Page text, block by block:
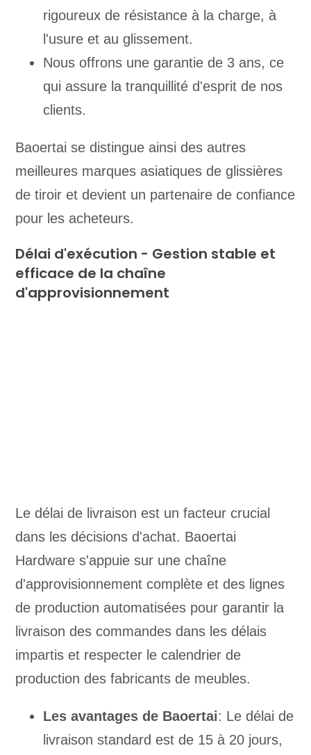
rigoureux de résistance à la charge, à
l'usure et au glissement.
Nous offrons une garantie de 3 ans, ce
qui assure la tranquillité d'esprit de nos
clients.
Baoertai se distingue ainsi des autres
meilleures marques asiatiques de glissières
de tiroir et devient un partenaire de confiance
pour les acheteurs.
Délai d'exécution - Gestion stable et
efficace de la chaîne
d'approvisionnement
Le délai de livraison est un facteur crucial
dans les décisions d'achat. Baoertai
Hardware s'appuie sur une chaîne
d'approvisionnement complète et des lignes
de production automatisées pour garantir la
livraison des commandes dans les délais
impartis et respecter le calendrier de
production des fabricants de meubles.
Les avantages de Baoertai: Le délai de
livraison standard est de 15 à 20 jours,